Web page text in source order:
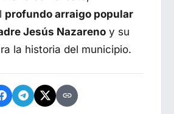
profundo arraigo popular
Jesús Nazareno y su
la historia del municipio.